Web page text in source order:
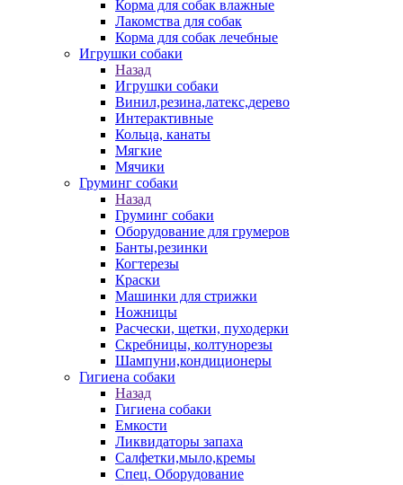
Корма для собак влажные
Лакомства для собак
Корма для собак лечебные
Игрушки собаки
Назад
Игрушки собаки
Винил,резина,латекс,дерево
Интерактивные
Кольца, канаты
Мягкие
Мячики
Груминг собаки
Назад
Груминг собаки
Оборудование для грумеров
Банты,резинки
Когтерезы
Краски
Машинки для стрижки
Ножницы
Расчески, щетки, пуходерки
Скребницы, колтунорезы
Шампуни,кондиционеры
Гигиена собаки
Назад
Гигиена собаки
Емкости
Ликвидаторы запаха
Салфетки,мыло,кремы
Спец. Оборудование